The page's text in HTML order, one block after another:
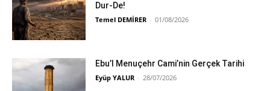
Dur-De!
Temel DEMİRER - 01/08/2026
Ebu’l Menuçehr Cami’nin Gerçek Tarihi
Eyüp YALUR - 28/07/2026